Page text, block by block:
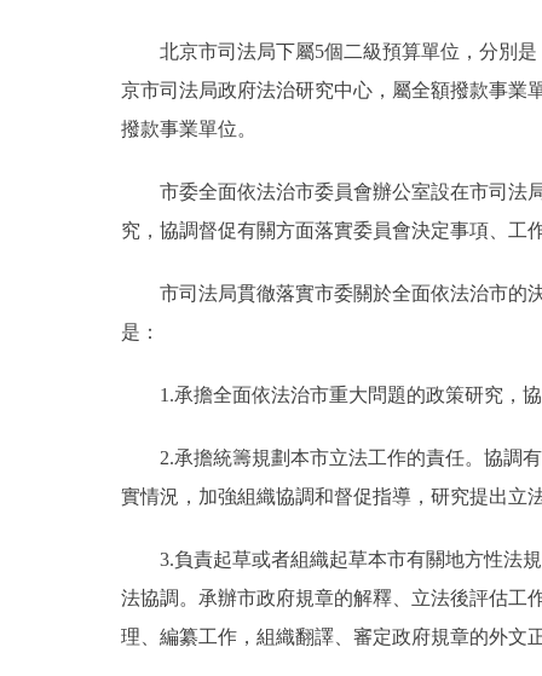
北京市司法局下屬5個二級預算單位，分別是
京市司法局政府法治研究中心，屬全額撥款事業
撥款事業單位。
市委全面依法治市委員會辦公室設在市司法局
究，協調督促有關方面落實委員會決定事項、工
市司法局貫徹落實市委關於全面依法治市的決
是：
1.承擔全面依法治市重大問題的政策研究，協
2.承擔統籌規劃本市立法工作的責任。協調有
實情況，加強組織協調和督促指導，研究提出立
3.負責起草或者組織起草本市有關地方性法規
法協調。承辦市政府規章的解釋、立法後評估工
理、編纂工作，組織翻譯、審定政府規章的外文